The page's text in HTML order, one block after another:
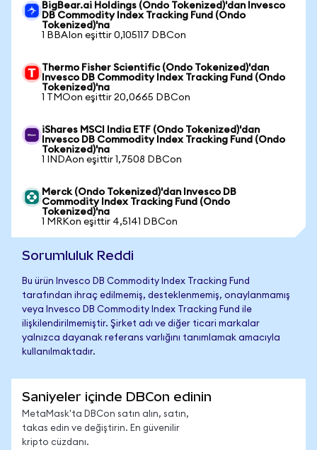
BigBear.ai Holdings (Ondo Tokenized)'dan Invesco
DB Commodity Index Tracking Fund (Ondo
Tokenized)'na
1 BBAIon eşittir 0,105117 DBCon
Thermo Fisher Scientific (Ondo Tokenized)'dan
Invesco DB Commodity Index Tracking Fund (Ondo
Tokenized)'na
1 TMOon eşittir 20,0665 DBCon
iShares MSCI India ETF (Ondo Tokenized)'dan
Invesco DB Commodity Index Tracking Fund (Ondo
Tokenized)'na
1 INDAon eşittir 1,7508 DBCon
Merck (Ondo Tokenized)'dan Invesco DB
Commodity Index Tracking Fund (Ondo
Tokenized)'na
1 MRKon eşittir 4,5141 DBCon
Sorumluluk Reddi
Bu ürün Invesco DB Commodity Index Tracking Fund
tarafından ihraç edilmemiş, desteklenmemiş, onaylanmamış
veya Invesco DB Commodity Index Tracking Fund ile
ilişkilendirilmemiştir. Şirket adı ve diğer ticari markalar
yalnızca dayanak referans varlığını tanımlamak amacıyla
kullanılmaktadır.
Saniyeler içinde DBCon edinin
MetaMask'ta DBCon satın alın, satın,
takas edin ve değiştirin. En güvenilir
kripto cüzdanı.